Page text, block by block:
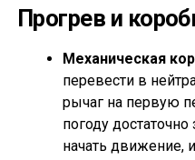
Прогрев и
Механическая
перевести в
рычаг на первую
погоду достаточно
начать движение,